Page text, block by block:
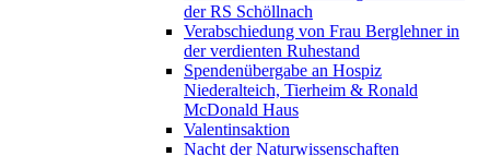
der RS Schöllnach
Verabschiedung von Frau Berglehner in
der verdienten Ruhestand
Spendenübergabe an Hospiz
Niederalteich, Tierheim & Ronald
McDonald Haus
Valentinsaktion
Nacht der Naturwissenschaften